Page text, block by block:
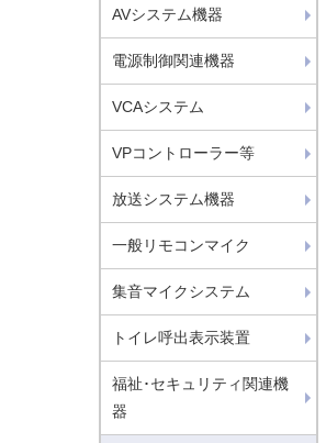
AVシステム機器
電源制御関連機器
VCAシステム
VPコントローラー等
放送システム機器
一般リモコンマイク
集音マイクシステム
トイレ呼出表示装置
福祉･セキュリティ関連機
器